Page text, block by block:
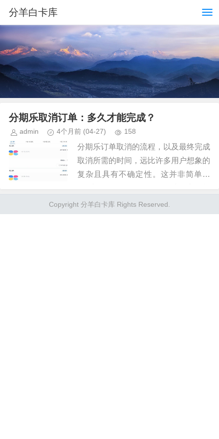
分羊白卡库
分期乐取消订单：多久才能完成？
admin 4个月前 (04-27) 158
分期乐订单取消的流程，以及最终完成
取消所需的时间，远比许多用户想象的
复杂且具有不确定性。这并非简单的
构内部复杂的系统匹配、风险评估和对
订单记录的细致核查。用户提交取...
Copyright 分羊白卡库 Rights Reserved.